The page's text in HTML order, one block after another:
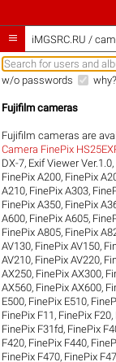
 iMGSRC.RU /
w/o passwords why?
Fujifilm cameras
Fujifilm cameras are
Camera FinePix
DX-7, Exif Viewer Ver.1.0,
FinePix A200, FinePix
A210, FinePix A303,
FinePix A350, FinePix
A600, FinePix A605,
FinePix A805, FinePix
AV130, FinePix AV150,
AV210, FinePix AV220,
AX250, FinePix AX300,
AX560, FinePix AX600,
E500, FinePix E510,
FinePix F11 , FinePix F20,
FinePix F31fd, FinePix
F420, FinePix F440,
FinePix F470, FinePix